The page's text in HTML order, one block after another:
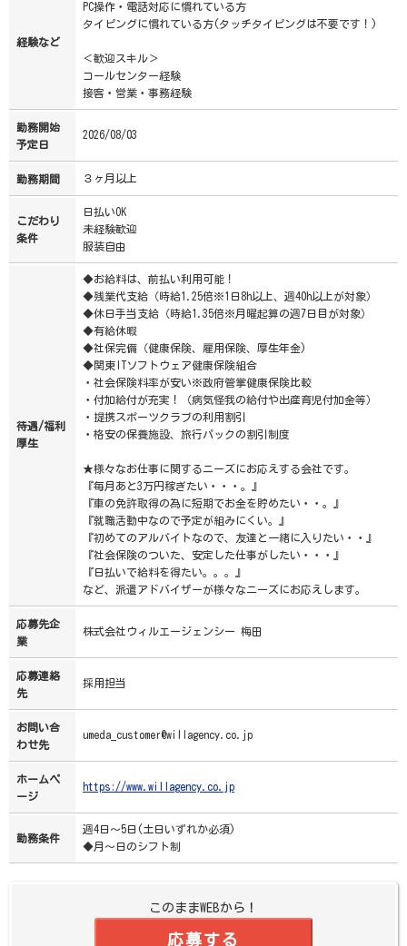
経験など
PC操作・電話対応に慣れている方
タイピングに慣れている方(タッチタイピングは不要です！)
＜歓迎スキル＞
コールセンター経験
接客・営業・事務経験
勤務開始
予定日
2026/08/03
勤務期間 ３ヶ月以上
こだわり
条件
日払いOK
未経験歓迎
服装自由
待遇/福利
厚生
◆お給料は、前払い利用可能！
◆残業代支給（時給1.25倍※1日8h以上、週40h以上が対象）
◆休日手当支給（時給1.35倍※月曜起算の週7日目が対象）
◆有給休暇
◆社保完備（健康保険、雇用保険、厚生年金)
◆関東ITソフトウェア健康保険組合
・社会保険料率が安い※政府管掌健康保険比較
・付加給付が充実！（病気怪我の給付や出産育児付加金等）
・提携スポーツクラブの利用割引
・格安の保養施設、旅行パックの割引制度
★様々なお仕事に関するニーズにお応えする会社です。
『毎月あと3万円稼ぎたい・・・。』
『車の免許取得の為に短期でお金を貯めたい・・。』
『就職活動中なので予定が組みにくい。』
『初めてのアルバイトなので、友達と一緒に入りたい・・』
『社会保険のついた、安定した仕事がしたい・・・』
『日払いで給料を得たい。。。』
など、派遣アドバイザーが様々なニーズにお応えします。
応募先企
業
株式会社ウィルエージェンシー 梅田
応募連絡
先
採用担当
お問い合
わせ先
umeda_customer@willagency.co.jp
ホームペ
ージ
https://www.willagency.co.jp
勤務条件
週4日～5日(土日いずれか必須)
◆月～日のシフト制
このままWEBから！
応募する